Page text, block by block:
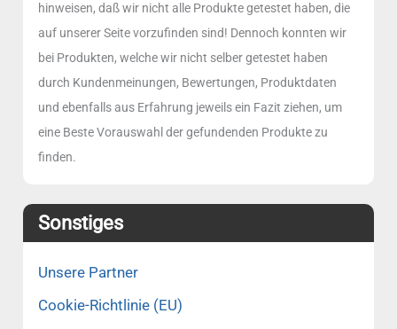
hinweisen, daß wir nicht alle Produkte getestet haben, die
auf unserer Seite vorzufinden sind! Dennoch konnten wir
bei Produkten, welche wir nicht selber getestet haben
durch Kundenmeinungen, Bewertungen, Produktdaten
und ebenfalls aus Erfahrung jeweils ein Fazit ziehen, um
eine Beste Vorauswahl der gefundenden Produkte zu
finden.
Sonstiges
Unsere Partner
Cookie-Richtlinie (EU)